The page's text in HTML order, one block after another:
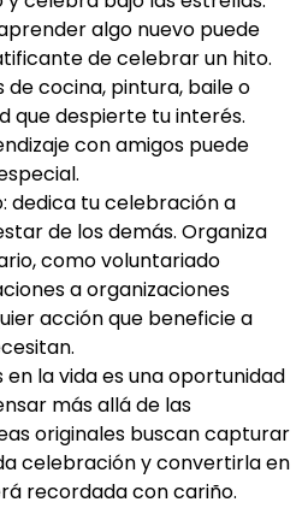
algo nuevo puede
de celebrar un hito.
cocina, pintura, baile o
que despierte tu interés.
con amigos puede
dedica tu celebración a
de los demás. Organiza
como voluntariado
a organizaciones
acción que beneficie a
la vida es una oportunidad
más allá de las
originales buscan capturar
celebración y convertirla en
recordada con cariño.